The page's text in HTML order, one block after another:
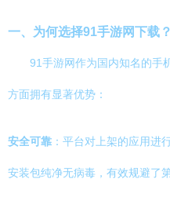
一、为何选择91手游网下载？
91手游网作为国内知名的手
方面拥有显著优势：
安全可靠 ：平台对上架的应用进
安装包纯净无病毒，有效规避了